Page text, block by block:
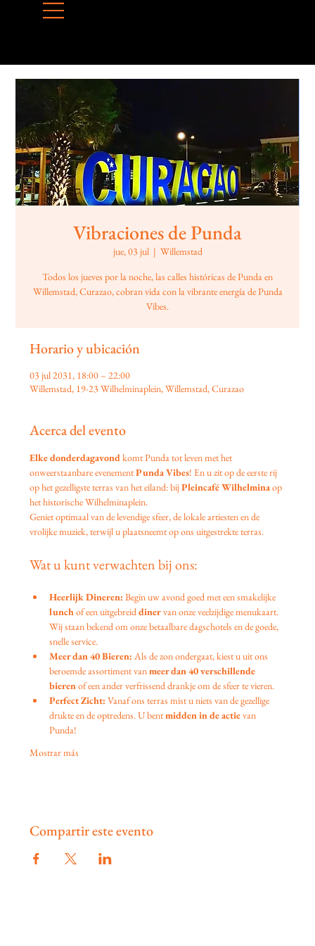
Vibraciones de Punda
jue, 03 jul
  |
Willemstad
Todos los jueves por la noche, las calles históricas de Punda en
Willemstad, Curazao, cobran vida con la vibrante energía de Punda
Vibes.
Horario y ubicación
03 jul 2031, 18:00 – 22:00
Willemstad, 19-23 Wilhelminaplein, Willemstad, Curazao
Acerca del evento
Elke donderdagavond komt Punda tot leven met het
onweerstaanbare evenement Punda Vibes! En u zit op de eerste rij
op het gezelligste terras van het eiland: bij Pleincafé Wilhelmina op
het historische Wilhelminaplein.
Geniet optimaal van de levendige sfeer, de lokale artiesten en de
vrolijke muziek, terwijl u plaatsneemt op ons uitgestrekte terras.
Wat u kunt verwachten bij ons:
Heerlijk Dineren: Begin uw avond goed met een smakelijke
lunch of een uitgebreid diner van onze veelzijdige menukaart.
Wij staan bekend om onze betaalbare dagschotels en de goede,
snelle service.
Meer dan 40 Bieren: Als de zon ondergaat, kiest u uit ons
beroemde assortiment van meer dan 40 verschillende
bieren of een ander verfrissend drankje om de sfeer te vieren.
Perfect Zicht: Vanaf ons terras mist u niets van de gezellige
drukte en de optredens. U bent midden in de actie van
Punda!
Mostrar más
Compartir este evento